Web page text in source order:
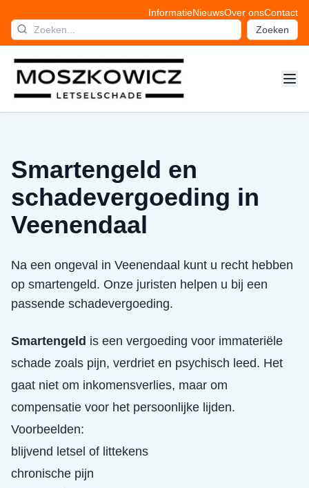
InformatieNieuwsOver onsContact
Zoeken
Smartengeld en
schadevergoeding in
Veenendaal
Na een ongeval in Veenendaal kunt u recht hebben
op smartengeld. Onze juristen helpen u bij een
passende schadevergoeding.
Smartengeld is een vergoeding voor immateriële
schade zoals pijn, verdriet en psychisch leed. Het
gaat niet om inkomensverlies, maar om
compensatie voor het persoonlijke lijden.
Voorbeelden:
blijvend letsel of littekens
chronische pijn